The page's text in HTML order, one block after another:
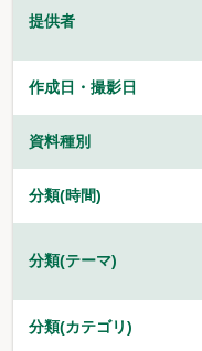
提供者
作成日・撮影日
資料種別
分類(時間)
分類(テーマ)
分類(カテゴリ)